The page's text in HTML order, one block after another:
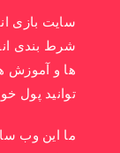
سایت بازی
شرط بندی
ها و آموزش
توانید پول